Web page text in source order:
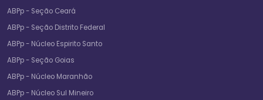
ABPp - Seção Ceará
ABPp - Seção Distrito Federal
ABPp - Núcleo Espirito Santo
ABPp - Seção Goias
ABPp - Núcleo Maranhão
ABPp - Núcleo Sul Mineiro